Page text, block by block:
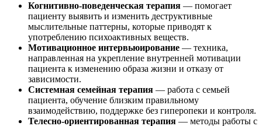
Когнитивно-поведенческая терапия — помогает
пациенту выявить и изменить деструктивные
мыслительные паттерны, которые приводят к
употреблению психоактивных веществ.
Мотивационное интервьюирование — техника,
направленная на укрепление внутренней мотивации
пациента к изменению образа жизни и отказу от
зависимости.
Системная семейная терапия — работа с семьей
пациента, обучение близким правильному
взаимодействию, поддержке без гиперопеки и контроля.
Телесно-ориентированная терапия — методы работы с